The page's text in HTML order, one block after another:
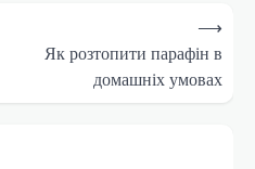
Як розтопити парафін в
домашніх умовах
⟶